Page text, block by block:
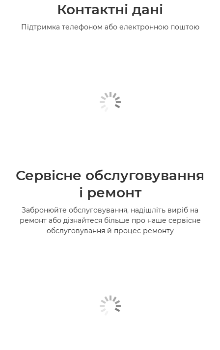
Контактні дані
Підтримка телефоном або електронною поштою
Сервісне обслуговування
і ремонт
Забронюйте обслуговування, надішліть виріб на
ремонт або дізнайтеся більше про наше сервісне
обслуговування й процес ремонту